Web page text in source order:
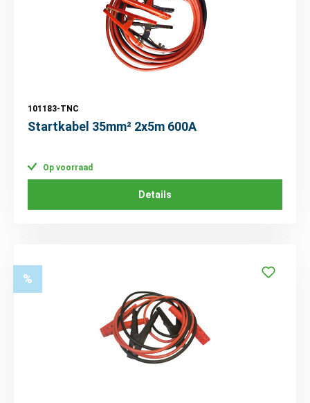
101183-TNC
Startkabel 35mm² 2x5m 600A
Op voorraad
Details
%